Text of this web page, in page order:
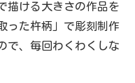
描ける大きさの作品を
った杵柄」で彫刻制作
で、毎回わくわくしな